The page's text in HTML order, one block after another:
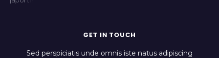
GET IN TOUCH
Sed perspiciatis unde omnis iste natus adipiscing